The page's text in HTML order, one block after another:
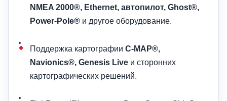
NMEA 2000®, Ethernet, автопилот, Ghost®,
Power-Pole® и другое оборудование.
Поддержка картографии C-MAP®,
Navionics®, Genesis Live и сторонних
картографических решений.